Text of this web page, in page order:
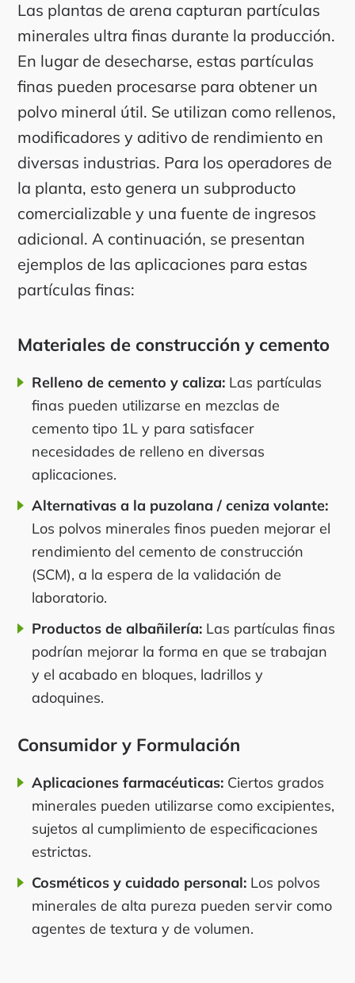
Las plantas de arena capturan partículas
minerales ultra finas durante la producción.
En lugar de desecharse, estas partículas
finas pueden procesarse para obtener un
polvo mineral útil. Se utilizan como rellenos,
modificadores y aditivo de rendimiento en
diversas industrias. Para los operadores de
la planta, esto genera un subproducto
comercializable y una fuente de ingresos
adicional. A continuación, se presentan
ejemplos de las aplicaciones para estas
partículas finas:
Materiales de construcción y cemento
Relleno de cemento y caliza: Las partículas
finas pueden utilizarse en mezclas de
cemento tipo 1L y para satisfacer
necesidades de relleno en diversas
aplicaciones.
Alternativas a la puzolana / ceniza volante:
Los polvos minerales finos pueden mejorar el
rendimiento del cemento de construcción
(SCM), a la espera de la validación de
laboratorio.
Productos de albañilería: Las partículas finas
podrían mejorar la forma en que se trabajan
y el acabado en bloques, ladrillos y
adoquines.
Consumidor y Formulación
Aplicaciones farmacéuticas: Ciertos grados
minerales pueden utilizarse como excipientes,
sujetos al cumplimiento de especificaciones
estrictas.
Cosméticos y cuidado personal: Los polvos
minerales de alta pureza pueden servir como
agentes de textura y de volumen.